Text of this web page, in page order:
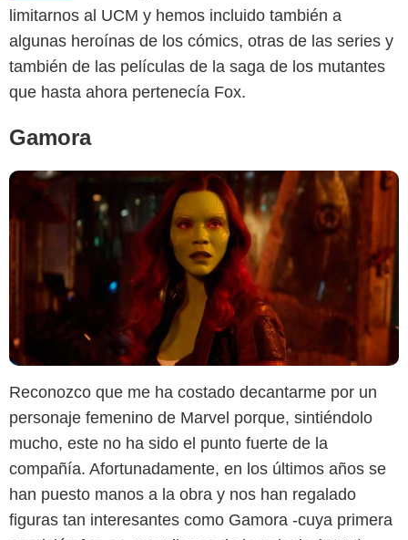
limitarnos al UCM y hemos incluido también a
algunas heroínas de los cómics, otras de las series y
también de las películas de la saga de los mutantes
que hasta ahora pertenecía Fox.
Gamora
Reconozco que me ha costado decantarme por un
personaje femenino de Marvel porque, sintiéndolo
mucho, este no ha sido el punto fuerte de la
compañía. Afortunadamente, en los últimos años se
han puesto manos a la obra y nos han regalado
figuras tan interesantes como Gamora -cuya primera